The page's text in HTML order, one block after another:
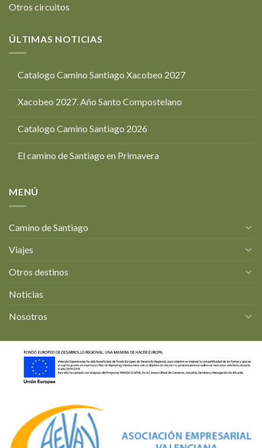
Otros circuitos
ÚLTIMAS NOTICIAS
Catalogo Camino Santiago Xacobeo 2027
Xacobeo 2027. Año Santo Compostelano
Catalogo Camino Santiago 2026
El camino de Santiago en Primavera
MENÚ
Camino de Santiago
Viajes
Otros destinos
Noticias
Nosotros